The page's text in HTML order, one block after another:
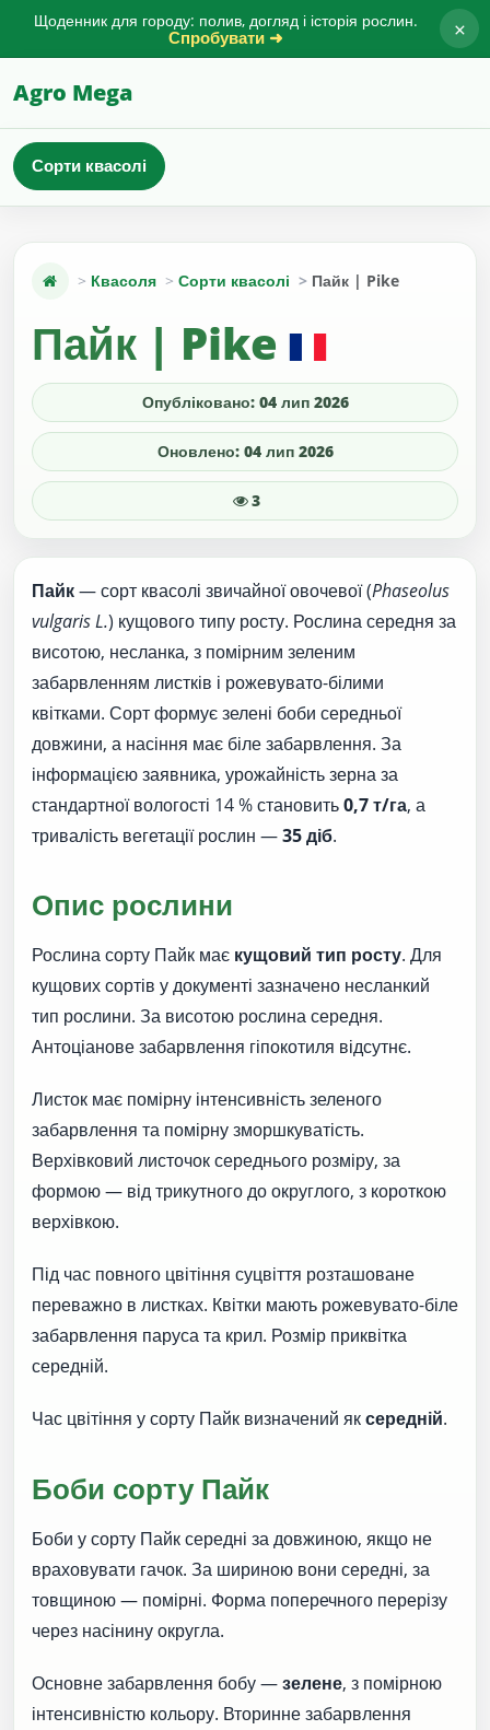
Щоденник для городу: полив, догляд і історія рослин.
Спробувати ➜ ×
Agro Mega
Сорти квасолі
Квасоля Сорти квасолі Пайк | Pike
Пайк | Pike
Опубліковано: 04 лип 2026
Оновлено: 04 лип 2026
3
Пайк— сорт квасолі звичайної овочевої (Phaseolus
vulgaris L.) кущового типу росту. Рослина середня за
висотою, несланка, з помірним зеленим
забарвленням листків і рожевувато-білими
квітками. Сорт формує зелені боби середньої
довжини, а насіння має біле забарвлення. За
інформацією заявника, урожайність зерна за
стандартної вологості 14 % становить0,7 т/га, а
тривалість вегетації рослин —35 діб.
Опис рослини
Рослина сорту Пайк має кущовий тип росту. Для
кущових сортів у документі зазначено несланкий
тип рослини. За висотою рослина середня.
Антоціанове забарвлення гіпокотиля відсутнє.
Листок має помірну інтенсивність зеленого
забарвлення та помірну зморшкуватість.
Верхівковий листочок середнього розміру, за
формою — від трикутного до округлого, з короткою
верхівкою.
Під час повного цвітіння суцвіття розташоване
переважно в листках. Квітки мають рожевувато-біле
забарвлення паруса та крил. Розмір приквітка
середній.
Час цвітіння у сорту Пайк визначений яксередній.
Боби сорту Пайк
Боби у сорту Пайк середні за довжиною, якщо не
враховувати гачок. За шириною вони середні, за
товщиною — помірні. Форма поперечного перерізу
через насінину округла.
Основне забарвлення бобу —зелене, з помірною
інтенсивністю кольору. Вторинне забарвлення